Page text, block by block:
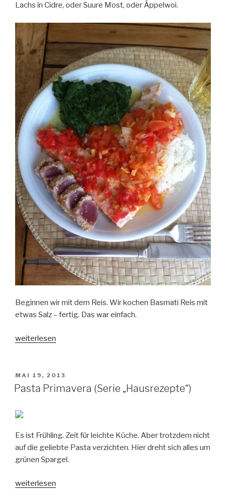
Lachs in Cidre, oder Suure Most, oder Äppelwoi.
Beginnen wir mit dem Reis. Wir kochen Basmati Reis mit
etwas Salz – fertig. Das war einfach.
„Lachs
(Serie
„Hausrezepte“)“
weiterlesen
VERÖFFENTLICHT
AM
MAI 19, 2013
Pasta Primavera (Serie „Hausrezepte“)
Es ist Frühling. Zeit für leichte Küche. Aber trotzdem nicht
auf die geliebte Pasta verzichten. Hier dreht sich alles um
grünen Spargel.
„Pasta
weiterlesen